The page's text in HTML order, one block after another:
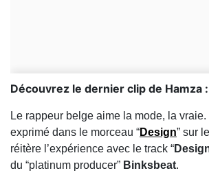
Découvrez le dernier clip de Hamza
Le rappeur belge aime la mode, la vraie.
exprimé dans le morceau “Design” sur
réitère l’expérience avec le track “
du “platinum producer” Binksbeat.